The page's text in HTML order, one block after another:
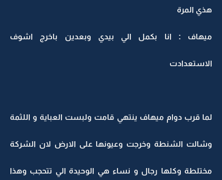
هذي المرة
ميهاف : انا بكمل الي بيدي وبعدين باخرج اشوف
الاستعدادت
لما قرب دوام ميهاف ينتهي قامت ولبست العباية و اللثمة
وشالت الشنطة وخرجت وعيونها على الارض لان الشركة
مختلطة وكلها رجال و نساء هي الوحيدة الي تتحجب وهذا